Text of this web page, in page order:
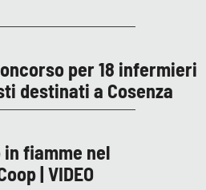
per 18 infermieri
destinati a Cosenza
in fiamme nel
| VIDEO